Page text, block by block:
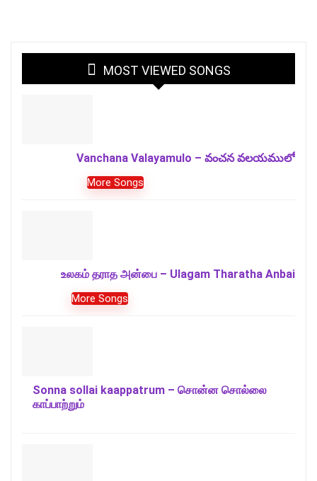
MOST VIEWED SONGS
Vanchana Valayamulo – వంచన వలయములో
More Songs
உலகம் தராத அன்பை – Ulagam Tharatha Anbai
More Songs
Sonna sollai kaappatrum – சொன்ன சொல்லை
காப்பாற்றும்